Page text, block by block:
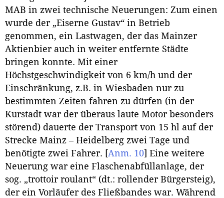
MAB in zwei technische Neuerungen: Zum einen
wurde der „Eiserne Gustav“ in Betrieb
genommen, ein Lastwagen, der das Mainzer
Aktienbier auch in weiter entfernte Städte
bringen konnte. Mit einer
Höchstgeschwindigkeit von 6 km/h und der
Einschränkung, z.B. in Wiesbaden nur zu
bestimmten Zeiten fahren zu dürfen (in der
Kurstadt war der überaus laute Motor besonders
störend) dauerte der Transport von 15 hl auf der
Strecke Mainz – Heidelberg zwei Tage und
benötigte zwei Fahrer. [Anm. 10] Eine weitere
Neuerung war eine Flaschenabfüllanlage, der
sog. „trottoir roulant“ (dt.: rollender Bürgersteig),
der ein Vorläufer des Fließbandes war. Während